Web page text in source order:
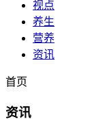
视点
养生
营养
资讯
首页
资讯